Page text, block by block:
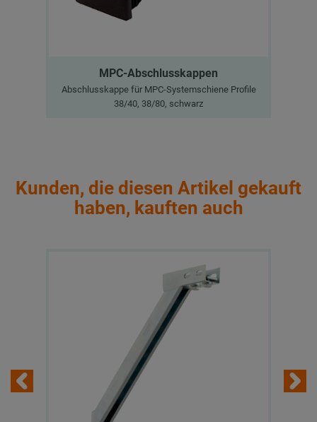
MPC-Abschlusskappen
Abschlusskappe für MPC-Systemschiene Profile
38/40, 38/80, schwarz
Kunden, die diesen Artikel gekauft
haben, kauften auch